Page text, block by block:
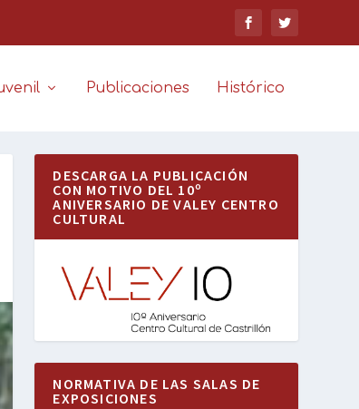
Publicaciones Histórico
DESCARGA LA PUBLICACIÓN
CON MOTIVO DEL 10º
ANIVERSARIO DE VALEY CENTRO
CULTURAL
NORMATIVA DE LAS SALAS DE
EXPOSICIONES